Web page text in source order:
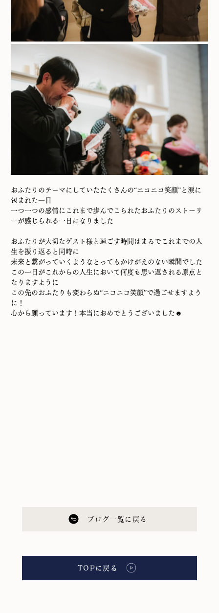
TOPに戻る
ブログ一覧に戻る
おふたりのテーマにしていたたくさんの“ニコニコ笑顔”と涙に
包まれた一日
一つ一つの感情にこれまで歩んでこられたおふたりのストーリ
ーが感じられる一日になりました
おふたりが大切なゲスト様と過ごす時間はまるでこれまでの人
生を振り返ると同時に
未来と繋がっていくようなとってもかけがえのない瞬間でした
この一日がこれからの人生において何度も思い返される原点と
なりますように
この先のおふたりも変わらぬ“ニコニコ笑顔”で過ごせますよう
に！
心から願っています！本当におめでとうございました☻